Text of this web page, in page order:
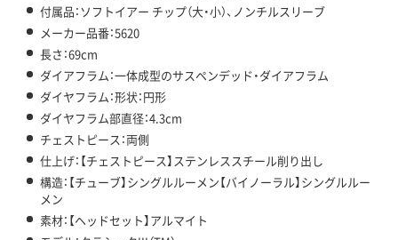
付属品：ソフトイアー チップ（大・小）、ノンチルスリーブ
メーカー品番：5620
長さ：69cm
ダイアフラム：一体成型のサスペンデッド・ダイアフラム
ダイヤフラム：形状：円形
ダイヤフラム部直径：4.3cm
チェストピース：両側
仕上げ：【チェストピース】ステンレススチール削り出し
構造：【チューブ】シングルルーメン【バイノーラル】シングルルー
メン
素材：【ヘッドセット】アルマイト